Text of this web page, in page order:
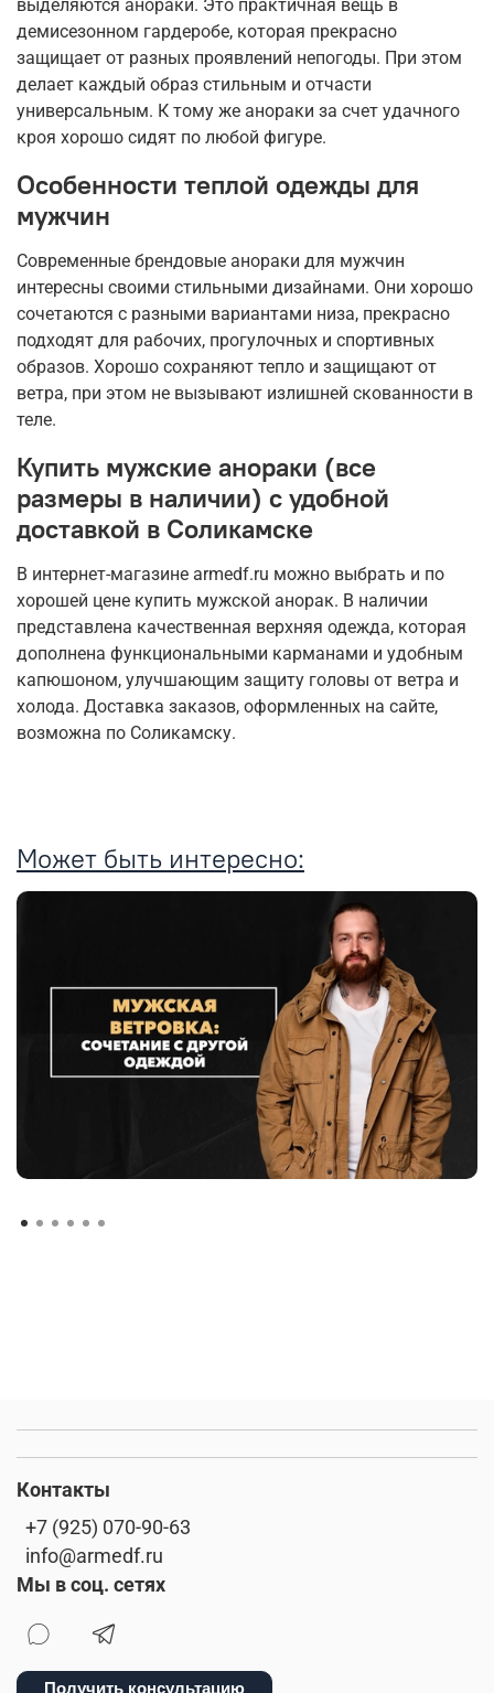
выделяются анораки. Это практичная вещь в
демисезонном гардеробе, которая прекрасно
защищает от разных проявлений непогоды. При этом
делает каждый образ стильным и отчасти
универсальным. К тому же анораки за счет удачного
кроя хорошо сидят по любой фигуре.
Особенности теплой одежды для
мужчин
Современные брендовые анораки для мужчин
интересны своими стильными дизайнами. Они хорошо
сочетаются с разными вариантами низа, прекрасно
подходят для рабочих, прогулочных и спортивных
образов. Хорошо сохраняют тепло и защищают от
ветра, при этом не вызывают излишней скованности в
теле.
Купить мужские анораки (все
размеры в наличии) с удобной
доставкой в Соликамске
В интернет-магазине armedf.ru можно выбрать и по
хорошей цене купить мужской анорак. В наличии
представлена качественная верхняя одежда, которая
дополнена функциональными карманами и удобным
капюшоном, улучшающим защиту головы от ветра и
холода. Доставка заказов, оформленных на сайте,
возможна по Соликамску.
Может быть интересно:
Контакты
+7 (925) 070-90-63
info@armedf.ru
Мы в соц. сетях
Получить консультацию